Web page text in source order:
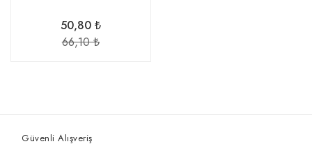
50,80 ₺
66,10 ₺
Güvenli Alışveriş